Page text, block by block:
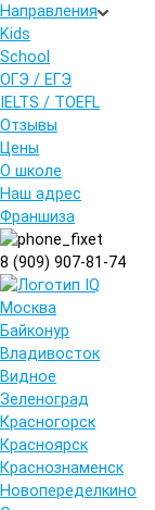
Направления
Kids
School
ОГЭ / ЕГЭ
IELTS / TOEFL
Отзывы
Цены
О школе
Наш адрес
Франшиза
8 (909) 907-81-74
Москва
Байконур
Владивосток
Видное
Зеленоград
Красногорск
Красноярск
Краснознаменск
Новопеределкино